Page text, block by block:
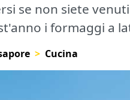
se non siete
i formaggi a
Cucina